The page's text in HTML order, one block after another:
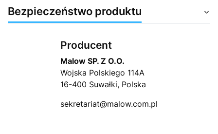
Bezpieczeństwo produktu
Producent
Malow SP. Z O.O.
Wojska Polskiego 114A
16-400 Suwałki, Polska
sekretariat@malow.com.pl